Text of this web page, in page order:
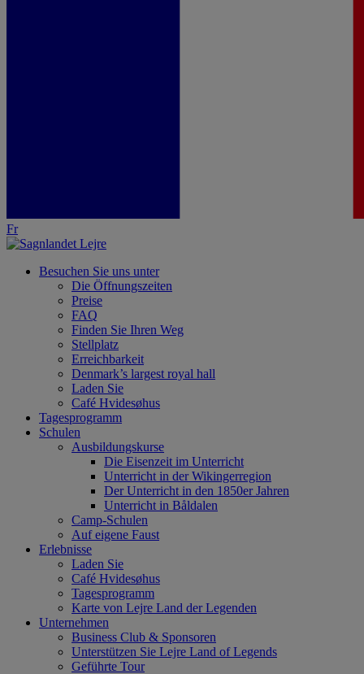
Fr
Besuchen Sie uns unter
Die Öffnungszeiten
Preise
FAQ
Finden Sie Ihren Weg
Stellplatz
Erreichbarkeit
Denmark’s largest royal hall
Laden Sie
Café Hvidesøhus
Tagesprogramm
Schulen
Ausbildungskurse
Die Eisenzeit im Unterricht
Unterricht in der Wikingerregion
Der Unterricht in den 1850er Jahren
Unterricht in Båldalen
Camp-Schulen
Auf eigene Faust
Erlebnisse
Laden Sie
Café Hvidesøhus
Tagesprogramm
Karte von Lejre Land der Legenden
Unternehmen
Business Club & Sponsoren
Unterstützen Sie Lejre Land of Legends
Geführte Tour